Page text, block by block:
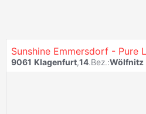
9061 Klagenfurt,14.Bez.:Wölfnitz